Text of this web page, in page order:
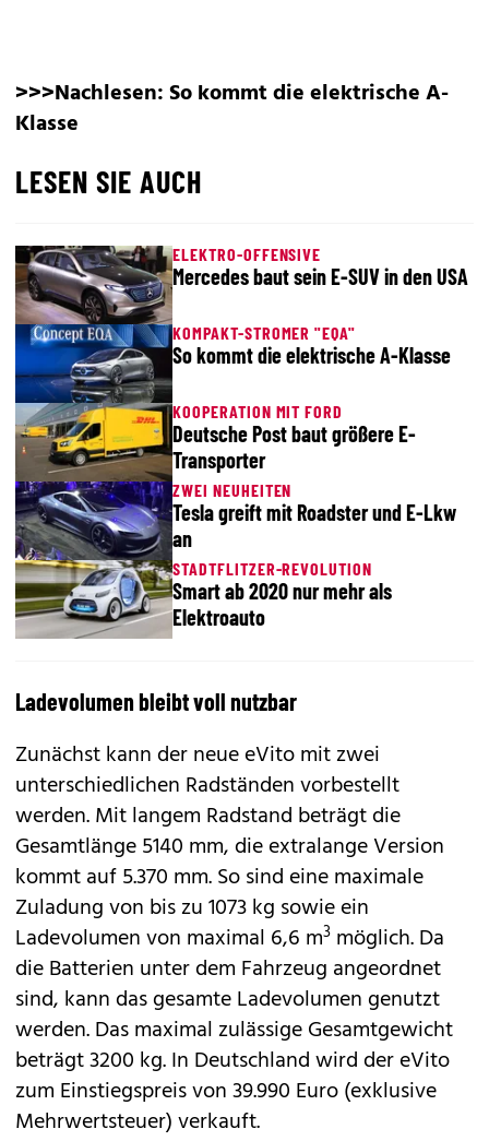
>>>Nachlesen:So kommt die elektrische A-
Klasse
LESEN SIE AUCH
ELEKTRO-OFFENSIVE
Mercedes baut sein E-SUV in den USA
KOMPAKT-STROMER "EQA"
So kommt die elektrische A-Klasse
KOOPERATION MIT FORD
Deutsche Post baut größere E-
Transporter
ZWEI NEUHEITEN
Tesla greift mit Roadster und E-Lkw
an
STADTFLITZER-REVOLUTION
Smart ab 2020 nur mehr als
Elektroauto
Ladevolumen bleibt voll nutzbar
Zunächst kann der neue eVito mit zwei
unterschiedlichen Radständen vorbestellt
werden. Mit langem Radstand beträgt die
Gesamtlänge 5140 mm, die extralange Version
kommt auf 5.370 mm. So sind eine maximale
Zuladung von bis zu 1073 kg sowie ein
Ladevolumen von maximal 6,6 m3 möglich. Da
die Batterien unter dem Fahrzeug angeordnet
sind, kann das gesamte Ladevolumen genutzt
werden. Das maximal zulässige Gesamtgewicht
beträgt 3200 kg. In Deutschland wird der eVito
zum Einstiegspreis von 39.990 Euro (exklusive
Mehrwertsteuer) verkauft.